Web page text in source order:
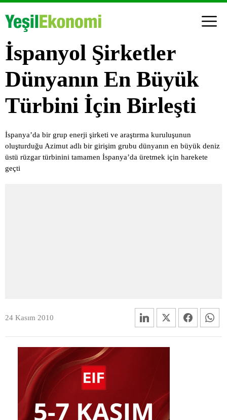
İspanyol Şirketler
Dünyanın En Büyük
Türbini İçin Birleşti
İspanya’da bir grup enerji şirketi ve araştırma kuruluşunun
oluşturduğu Azimut adlı bir girişim grubu dünyanın en büyük deniz
üstü rüzgar türbinini tamamen İspanya’da üretmek için harekete
geçti
24 Kasım 2010